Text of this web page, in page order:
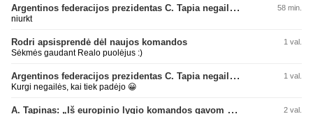
Argentinos federacijos prezidentas C. Tapia negailėjo pagyrų G. Infantino 58 min.
niurkt
Rodri apsisprendė dėl naujos komandos 1 val.
Sėkmės gaudant Realo puolėjus :)
Argentinos federacijos prezidentas C. Tapia negailėjo pagyrų G. Infantino 1 val.
Kurgi negailės, kai tiek padėjo 😀
A. Tapinas: „Iš europinio lygio komandos gavom gerų pamokų“ 2 val.